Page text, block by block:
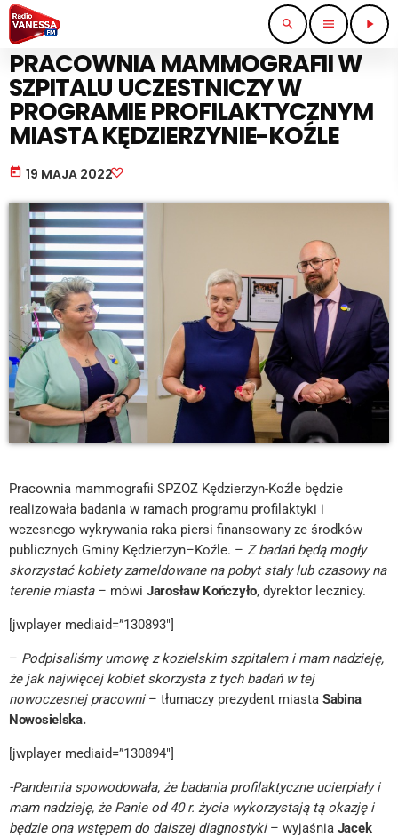
search menu play_arrow
PRACA I BIZNES
PRACOWNIA MAMMOGRAFII W
SZPITALU UCZESTNICZY W
PROGRAMIE PROFILAKTYCZNYM
MIASTA KĘDZIERZYNIE-KOŹLE
today 19 MAJA 2022
Pracownia mammografii SPZOZ Kędzierzyn-Koźle będzie
realizowała badania w ramach programu profilaktyki i
wczesnego wykrywania raka piersi finansowany ze środków
publicznych Gminy Kędzierzyn–Koźle. – Z badań będą mogły
skorzystać kobiety zameldowane na pobyt stały lub czasowy na
terenie miasta– mówi Jarosław Kończyło, dyrektor lecznicy.
[jwplayer mediaid=”130893″]
– Podpisaliśmy umowę z kozielskim szpitalem i mam nadzieję,
że jak najwięcej kobiet skorzysta z tych badań w tej
nowoczesnej pracowni– tłumaczy prezydent miasta Sabina
Nowosielska.
[jwplayer mediaid=”130894″]
-Pandemia spowodowała, że badania profilaktyczne ucierpiały i
mam nadzieję, że Panie od 40 r. życia wykorzystają tą okazję i
będzie ona wstępem do dalszej diagnostyki– wyjaśnia Jacek